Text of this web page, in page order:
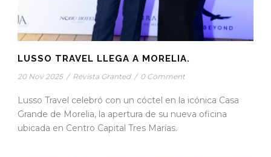
LUSSO TRAVEL LLEGA A MORELIA.
20 Nov 2025 / Revista Granted / 0 Comment
Lusso Travel celebró con un cóctel en la icónica Casa
Grande de Morelia, la apertura de su nueva oficina
ubicada en Centro Capital Tres Marías.